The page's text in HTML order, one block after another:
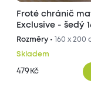
Froté chránič
Exclusive - šedý
Rozměry • 160 x 200
Skladem
479 Kč